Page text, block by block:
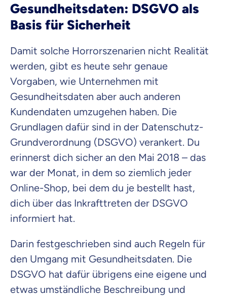
Gesundheitsdaten: DSGVO als
Basis für Sicherheit
Damit solche Horrorszenarien nicht Realität
werden, gibt es heute sehr genaue
Vorgaben, wie Unternehmen mit
Gesundheitsdaten aber auch anderen
Kundendaten umzugehen haben. Die
Grundlagen dafür sind in der Datenschutz-
Grundverordnung (DSGVO) verankert. Du
erinnerst dich sicher an den Mai 2018 – das
war der Monat, in dem so ziemlich jeder
Online-Shop, bei dem du je bestellt hast,
dich über das Inkrafttreten der DSGVO
informiert hat.
Darin festgeschrieben sind auch Regeln für
den Umgang mit Gesundheitsdaten. Die
DSGVO hat dafür übrigens eine eigene und
etwas umständliche Beschreibung und